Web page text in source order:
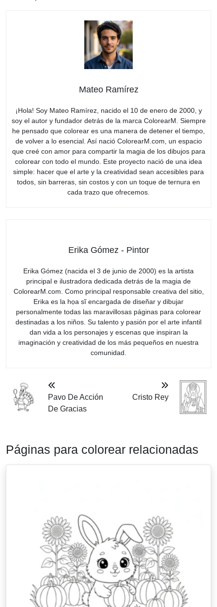
Mateo Ramírez
¡Hola! Soy Mateo Ramírez, nacido el 10 de enero de 2000, y
soy el autor y fundador detrás de la marca ColorearM. Siempre
he pensado que colorear es una manera de detener el tiempo,
de volver a lo esencial. Así nació ColorearM.com, un espacio
que creé con amor para compartir la magia de los dibujos para
colorear con todo el mundo. Este proyecto nació de una idea
simple: hacer que el arte y la creatividad sean accesibles para
todos, sin barreras, sin costos y con un toque de ternura en
cada trazo que ofrecemos.
Erika Gómez - Pintor
Erika Gómez (nacida el 3 de junio de 2000) es la artista
principal e ilustradora dedicada detrás de la magia de
ColorearM.com. Como principal responsable creativa del sitio,
Erika es la họa sĩ encargada de diseñar y dibujar
personalmente todas las maravillosas páginas para colorear
destinadas a los niños. Su talento y pasión por el arte infantil
dan vida a los personajes y escenas que inspiran la
imaginación y creatividad de los más pequeños en nuestra
comunidad.
Pavo De Acción
De Gracias
Cristo Rey
Páginas para colorear relacionadas